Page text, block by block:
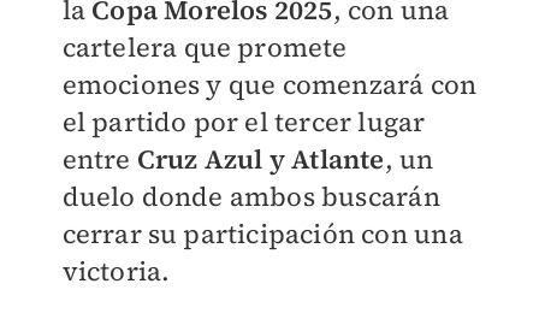
la Copa Morelos 2025, con una
cartelera que promete
emociones y que comenzará con
el partido por el tercer lugar
entre Cruz Azul y Atlante, un
duelo donde ambos buscarán
cerrar su participación con una
victoria.